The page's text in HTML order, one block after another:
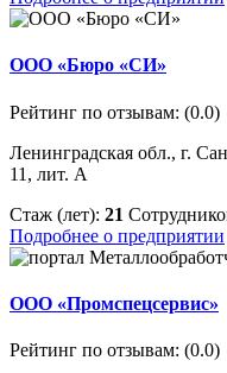
ООО «Бюро «СИ»
Рейтинг по отзывам: (0.0)
Ленинградская обл., г.
11, лит. А
Стаж (лет): 21
Подробнее о предприятии
ООО «Промспецсервис»
Рейтинг по отзывам: (0.0)